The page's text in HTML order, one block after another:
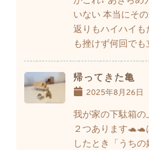
いない 本当にそ
返りもハイハイ
も挫けず何回で
帰ってきた亀
2025年8月26日
我が家の下駄箱
２つあります
したとき「うち